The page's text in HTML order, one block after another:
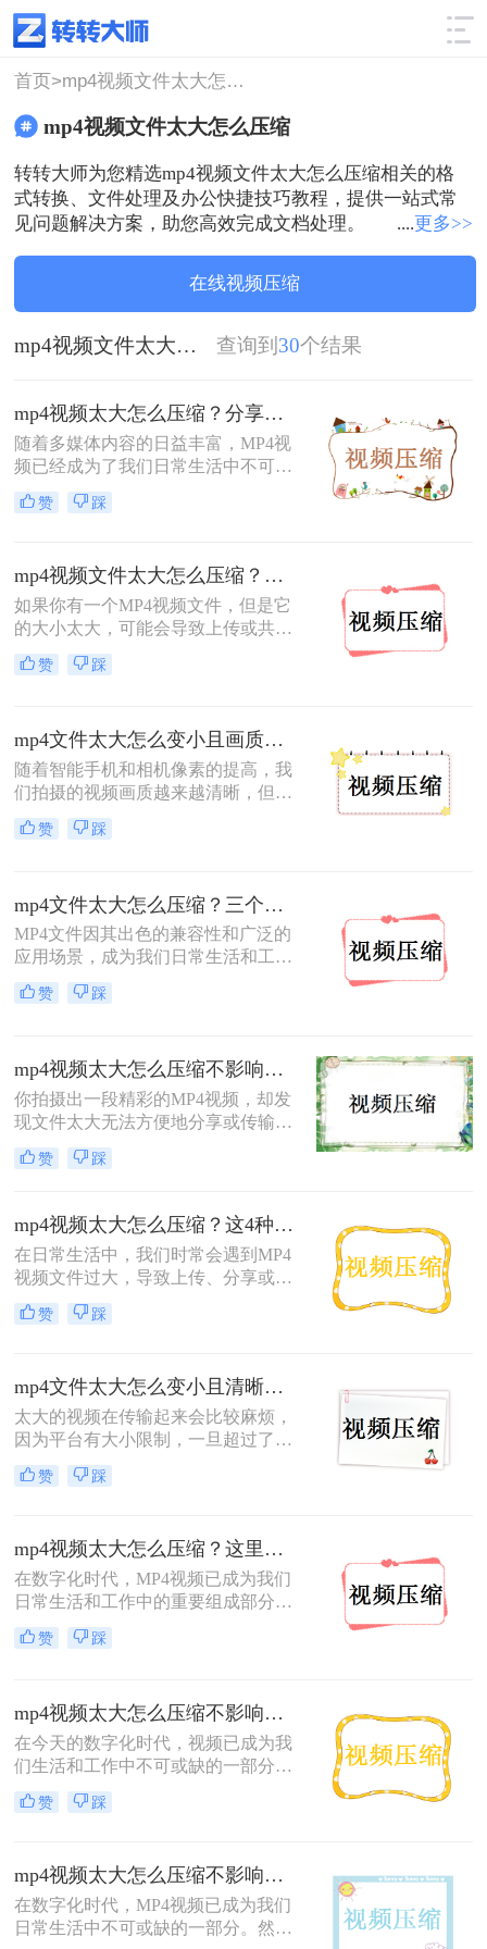
使用技巧 筛选
首页> mp4视频文件太大怎么压缩
mp4视频文件太大怎么压缩
转转大师为您精选mp4视频文件太大怎么压缩相关的格
式转换、文件处理及办公快捷技巧教程，提供一站式常
见问题解决方案，助您高效完成文档处理。
....更多>>
在线视频压缩
mp4视频文件太大怎么压缩 查询到 30个结果
mp4视频太大怎么压缩？分享几个视频压缩小妙招~
随着多媒体内容的日益丰富，MP4视
频已经成为了我们日常生活中不可或
缺的一部分。然而，有时我们会面临
一个问题：MP4视频文件太大，不仅
视频进行压缩就显得尤为重要。那么
mp4视频太大怎么压缩呢？本文将探
讨几种有效的MP4视频压缩方法，帮
赞 踩
mp4视频文件太大怎么压缩？不妨试试这2个视频压缩方法！
如果你有一个MP4视频文件，但是它
的大小太大，可能会导致上传或共享
变得困难。但我们又很想将视频进行
上传分享给家人朋友，这个时候就需
件太大怎么压缩的方法，赶紧跟着小
编一起学习一下吧~
赞 踩
mp4文件太大怎么变小且画质好？这些方法可以帮助你高质量压缩！
随着智能手机和相机像素的提高，我
们拍摄的视频画质越来越清晰，但与
此同时，视频文件体积也越来越大。
mp4文件太大怎么变小且画质好，成
赞 踩
mp4文件太大怎么压缩？三个压缩方法教给你！
MP4文件因其出色的兼容性和广泛的
应用场景，成为我们日常生活和工作
中常见的视频格式。然而，有时MP4
文件的大小可能会超出我们的预期，
缩MP4文件就显得尤为重要。那么
MP4文件太大怎么压缩呢？本文将介
绍三种实用的MP4文件压缩方法，帮
赞 踩
mp4视频太大怎么压缩不影响画质？3个方法教会你！
你拍摄出一段精彩的MP4视频，却发
现文件太大无法方便地分享或传输。
同时，你又不想损失视频的高画质。
该怎么办呢？不用担心，本篇文章将
不影响画质，以便方便分享，同时保
持高画质的终极方法。
赞 踩
mp4视频太大怎么压缩？这4种方法帮你压缩大小！
在日常生活中，我们时常会遇到MP4
视频文件过大，导致上传、分享或存
储受限的问题。那么mp4视频太大怎
么压缩呢？为了帮助大家轻松解决这
赞 踩
mp4文件太大怎么变小且清晰度高？分享三种可以变小的方法！
太大的视频在传输起来会比较麻烦，
因为平台有大小限制，一旦超过了，
就无法发送了，这时候只能将视频压
缩，那么要怎么mp4文件太大怎么变
想的，所以找到一款好用的视频压缩
很重要，下面就给大家带来一款很棒
的视频压缩软件。
赞 踩
mp4视频太大怎么压缩？这里有四个压缩方法
在数字化时代，MP4视频已成为我们
日常生活和工作中的重要组成部分。
然而，高清MP4视频文件往往占用大
量存储空间，传输速度也相对较慢。
种实用的MP4视频压缩方法。
赞 踩
mp4视频太大怎么压缩不影响画质？三个压缩方法教给你！
在今天的数字化时代，视频已成为我
们生活和工作中不可或缺的一部分。
然而，随着高清和超高清视频的普
及，视频文件的大小也变得越来越庞
索一种不影响画质的MP4视频压缩方
法变得尤为重要。那么mp4视频太大
怎么压缩不影响画质呢？在本文中，
赞 踩
mp4视频太大怎么压缩不影响画质？这3种方法轻松实现压缩！
在数字化时代，MP4视频已成为我们
日常生活中不可或缺的一部分。然